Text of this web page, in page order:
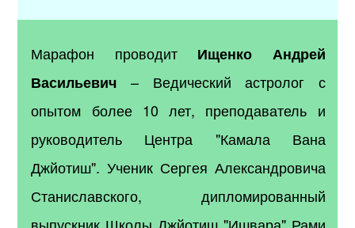
Марафон проводит Ищенко Андрей
Васильевич – Ведический астролог с
опытом более 10 лет, преподаватель и
руководитель Центра "Камала Вана
Джйотиш". Ученик Сергея Александровича
Станиславского, дипломированный